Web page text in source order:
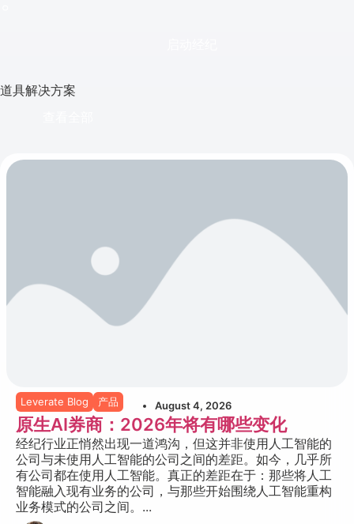
道具解决方案
Leverate Blog 产品 August 4, 2026
原生AI券商：2026年将有哪些变化
经纪行业正悄然出现一道鸿沟，但这并非使用人工智能的
公司与未使用人工智能的公司之间的差距。如今，几乎所
有公司都在使用人工智能。真正的差距在于：那些将人工
智能融入现有业务的公司，与那些开始围绕人工智能重构
业务模式的公司之间。...